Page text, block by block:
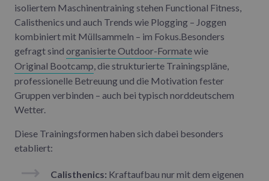
isoliertem Maschinentraining stehen Functional Fitness,
Calisthenics und auch Trends wie Plogging – Joggen
kombiniert mit Müllsammeln – im Fokus.Besonders
gefragt sind organisierte Outdoor-Formatewie
Original Bootcamp , die strukturierte Trainingspläne,
professionelle Betreuung und die Motivation fester
Gruppen verbinden – auch bei typisch norddeutschem
Wetter.
Diese Trainingsformen haben sich dabei besonders
etabliert:
Calisthenics: Kraftaufbau nur mit dem eigenen